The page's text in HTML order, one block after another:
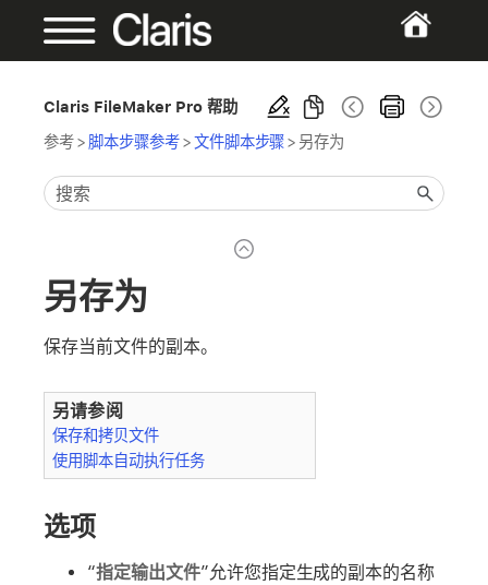
Claris FileMaker Pro 帮助
参考> 脚本步骤参考>文件脚本步骤> 另存为
另存为
保存当前文件的副本。
另请参阅
保存和拷贝文件
使用脚本自动执行任务
选项
“指定输出文件”允许您指定生成的副本的名称